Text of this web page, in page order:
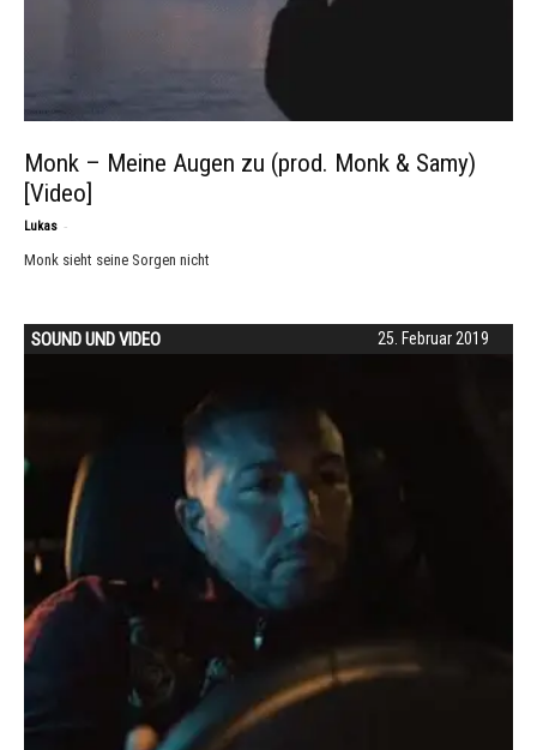
Monk – Meine Augen zu (prod. Monk & Samy)
[Video]
Lukas -
Monk sieht seine Sorgen nicht
25. Februar 2019
SOUND UND VIDEO